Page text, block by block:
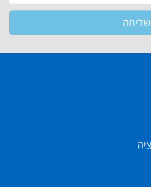
שליחה